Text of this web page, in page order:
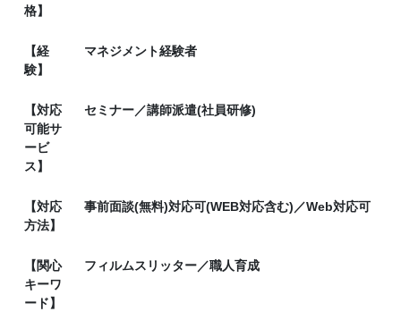
格】
【経
験】
マネジメント経験者
【対応
可能サ
ービ
ス】
セミナー／講師派遣(社員研修)
【対応
方法】
事前面談(無料)対応可(WEB対応含む)／Web対応可
【関心
キーワ
ード】
フィルムスリッター／職人育成